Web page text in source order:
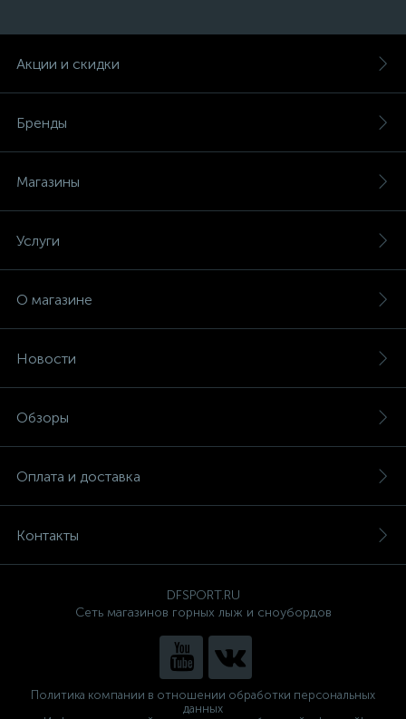
Акции и скидки
Бренды
Магазины
Услуги
О магазине
Новости
Обзоры
Оплата и доставка
Контакты
DFSPORT.RU
Сеть магазинов горных лыж и сноубордов
Политика компании в отношении обработки персональных
данных